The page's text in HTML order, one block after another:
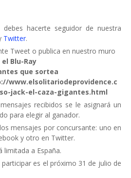
hacerte seguidor de nuestra
Twitter.
Tweet o publica en nuestro muro
Blu-Ray
que sortea
www.elsolitariodeprovidence.c
jack-el-caza-gigantes.html
recibidos se le asignará un
para elegir al ganador.
mensajes por concursante: uno en
y otro en Twitter.
limitada a España.
es el próximo 31 de julio de